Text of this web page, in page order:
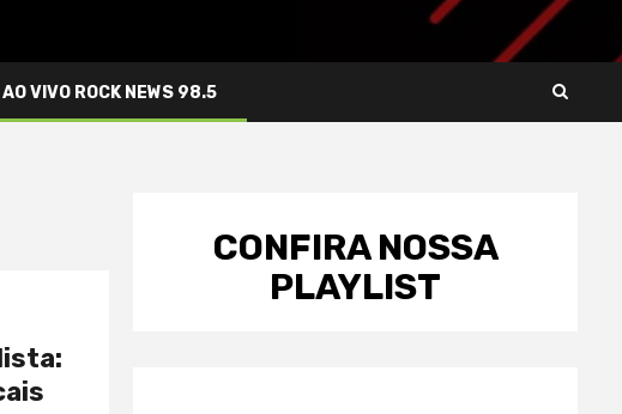
AO VIVO ROCK NEWS 98.5
CONFIRA NOSSA
PLAYLIST